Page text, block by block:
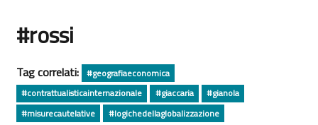
#rossi
Tag correlati: #geografiaeconomica
#contrattualisticainternazionale
#giaccaria
#gianola
#misurecautelative
#logichedellaglobalizzazione